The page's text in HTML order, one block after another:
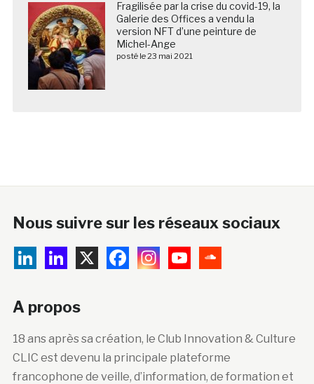
Fragilisée par la crise du covid-19, la
Galerie des Offices a vendu la
version NFT d’une peinture de
Michel-Ange
posté le 23 mai 2021
Nous suivre sur les réseaux sociaux
A propos
18 ans après sa création, le Club Innovation & Culture
CLIC est devenu la principale plateforme
francophone de veille, d’information, de formation et